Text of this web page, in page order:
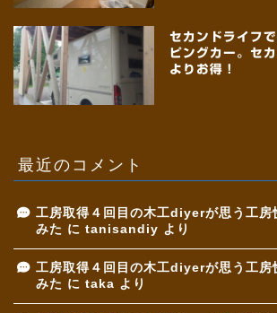
セカンドライフ
ピングカー。セ
よりお得！
最近のコメント
工房取得４回目の木工diyerが思う工房
みた に tanisandiy より
工房取得４回目の木工diyerが思う工房
みた に taka より